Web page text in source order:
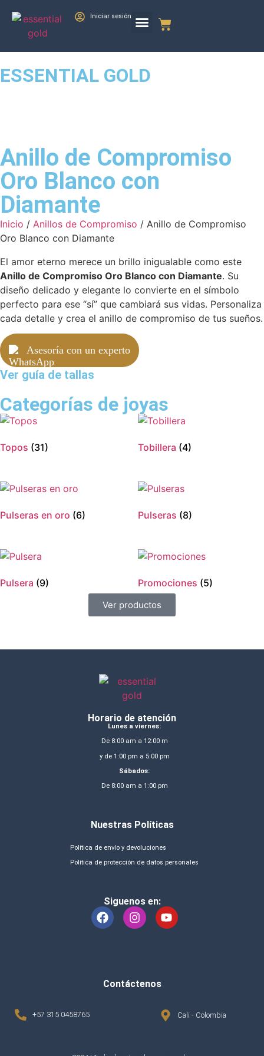
Iniciar sesión
ESSENTIAL GOLD
Anillo de Compromiso
Oro Blanco con
Diamante
Inicio / Anillos de Compromiso / Anillo de Compromiso
Oro Blanco con Diamante
El amor eterno merece un brillo inigualable como este
Anillo de Compromiso Oro Blanco con Diamante. Su
diseño delicado y elegante lo convierte en el símbolo
perfecto para ese “sí” que cambiará sus vidas. Personaliza
cada detalle y crea el anillo de compromiso de tus sueños.
Asesoría con un experto
Ver guía de tallas
Categorías de joyas
Topos (31) Tobillera (4)
Pulseras en oro (6) Pulseras (8)
Pulsera (9) Promociones (5)
Ver productos
Horario de atención
Lunes a viernes:
De 8:00 am a 12:00 m
y de 1:00 pm a 5:00 pm
Sábados:
De 8:00 am a 1:00 pm
Nuestras Políticas
Política de envío y devoluciones
Política de protección de datos personales
Siguenos en:
Contáctenos
+57 315 0458765 Cali - Colombia
agencia de marketing digital